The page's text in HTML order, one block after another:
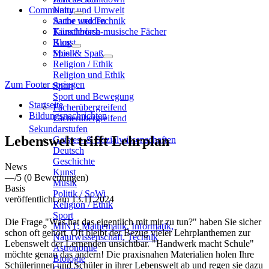
Natur und Umwelt
Sache und Technik
Künstlerisch-musische Fächer
Kunst
Musik
Religion / Ethik
Religion und Ethik
Sport
Sport und Bewegung
Fächerübergreifend
Fächerübergreifend
Sekundarstufen
Geistes- & Sozialwissenschaften
Deutsch
Geschichte
Kunst
Musik
Politik / SoWi
Religion / Ethik
Sport
MINT: Mathematik, Informatik,
Naturwissenschaft, Technik
Astronomie
Biologie
Community
Autor werden
Tauschbörse
Blog
Spiel & Spaß
Zum Footer springen
Startseite
Bildungsnachrichten
Lebenswelt trifft Lehrplan
News
—/5 (0 Bewertungen)
Basis
veröffentlicht am 13.11.2024
Die Frage "Was hat das eigentlich mit mir zu tun?" haben Sie sicher
schon oft gehört. Oft bleibt der Bezug vieler Lehrplanthemen zur
Lebenswelt der Lernenden unsichtbar. "Handwerk macht Schule"
möchte genau das ändern! Die praxisnahen Materialien holen Ihre
Schülerinnen und Schüler in ihrer Lebenswelt ab und regen sie dazu